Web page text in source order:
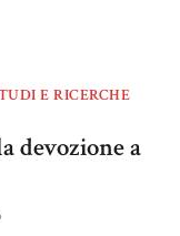
E RICERCHE
devozione a